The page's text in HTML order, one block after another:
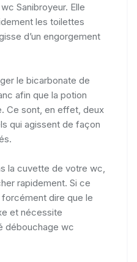
Sanibroyeur. Elle
les toilettes
d’un engorgement
le bicarbonate de
afin que la potion
Ce sont, en effet, deux
qui agissent de façon
la cuvette de votre wc,
rapidement. Si ce
forcément dire que le
et nécessite
débouchage wc